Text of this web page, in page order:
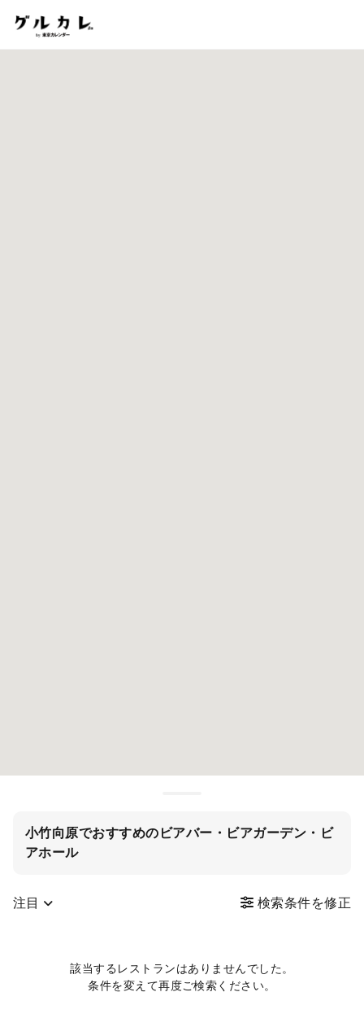
小竹向原でおすすめのビアバー・ビアガーデン・ビ
アホール
注目 検索条件を修正
該当するレストランはありませんでした。
条件を変えて再度ご検索ください。